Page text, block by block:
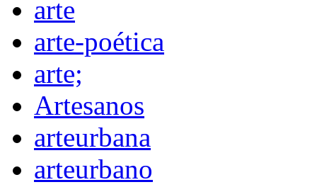
arte
arte-poética
arte;
Artesanos
arteurbana
arteurbano